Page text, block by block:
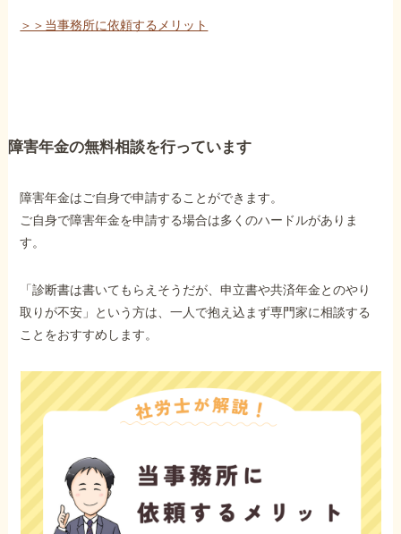
＞＞当事務所に依頼するメリット
障害年金の無料相談を行っています
障害年金はご自身で申請することができます。
ご自身で障害年金を申請する場合は多くのハードルがありま
す。
「診断書は書いてもらえそうだが、申立書や共済年金とのやり
取りが不安」という方は、一人で抱え込まず専門家に相談する
ことをおすすめします。